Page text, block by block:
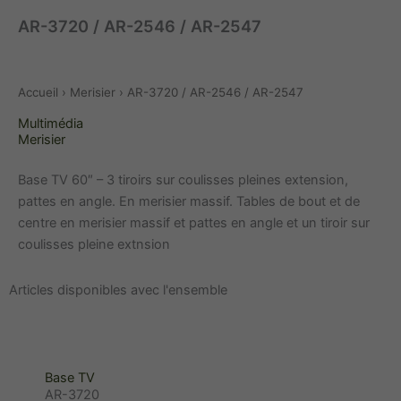
AR-3720 / AR-2546 / AR-2547
Accueil › Merisier › AR-3720 / AR-2546 / AR-2547
Multimédia
Merisier
Base TV 60″ – 3 tiroirs sur coulisses pleines extension,
pattes en angle. En merisier massif. Tables de bout et de
centre en merisier massif et pattes en angle et un tiroir sur
coulisses pleine extnsion
Articles disponibles avec l'ensemble
Base TV
AR-3720